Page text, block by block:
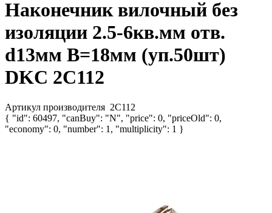
Наконечник вилочный без
изоляции 2.5-6кв.мм отв.
d13мм B=18мм (уп.50шт)
DKC 2C112
Артикул производителя 2C112
{ "id": 60497, "canBuy": "N", "price": 0, "priceOld": 0,
"economy": 0, "number": 1, "multiplicity": 1 }